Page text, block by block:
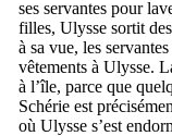
ses servantes pour
filles, Ulysse sortit
à sa vue, les
vêtements à Ulysse.
à l’île, parce que
Schérie est
où Ulysse s’est